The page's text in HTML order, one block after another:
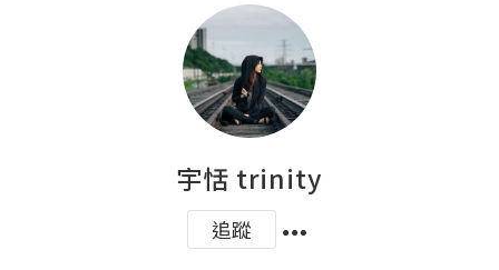
宇恬 trinity
追蹤